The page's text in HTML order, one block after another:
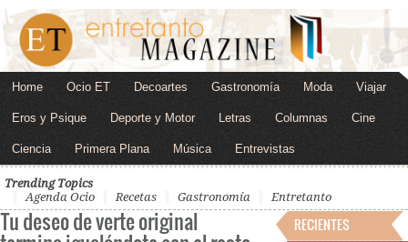
Home Ocio ET Decoartes Gastronomía Moda Viajar
Eros y Psique Deporte y Motor Letras Columnas Cine
Ciencia Primera Plana Música Entrevistas
Trending Topics
Agenda Ocio
Recetas Gastronomía Entretanto
Tu deseo de verte original
RECIENTES